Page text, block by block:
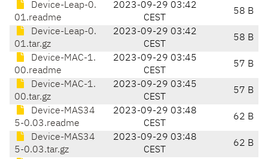
Device-Leap-0.
01.readme
2023-09-29 03:42
CEST
58 B
Device-Leap-0.
01.tar.gz
2023-09-29 03:42
CEST
58 B
Device-MAC-1.
00.readme
2023-09-29 03:45
CEST
57 B
Device-MAC-1.
00.tar.gz
2023-09-29 03:45
CEST
57 B
Device-MAS34
5-0.03.readme
2023-09-29 03:48
CEST
62 B
Device-MAS34
5-0.03.tar.gz
2023-09-29 03:48
CEST
62 B